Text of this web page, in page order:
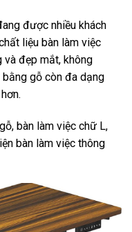
được nhiều khách
liệu bàn làm việc
và đẹp mắt, không
gỗ còn đa dạng
bàn làm việc chữ L,
bàn làm việc thông